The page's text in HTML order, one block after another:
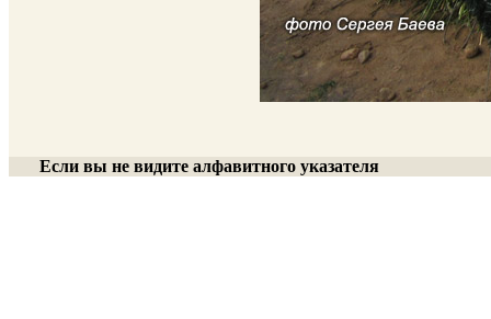
Если вы не видите алфавитного указателя